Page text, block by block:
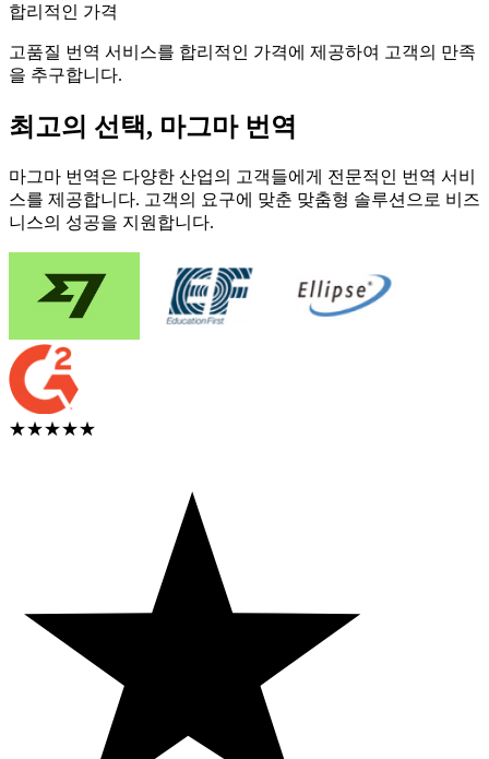
합리적인 가격
고품질 번역 서비스를 합리적인 가격에 제공하여 고객의 만족
을 추구합니다.
최고의 선택, 마그마 번역
마그마 번역은 다양한 산업의 고객들에게 전문적인 번역 서비
스를 제공합니다. 고객의 요구에 맞춘 맞춤형 솔루션으로 비즈
니스의 성공을 지원합니다.
★★★★★